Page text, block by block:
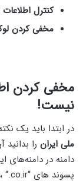
کنترل
مخفی کردن
مخفی کردن
نیست!
در ابتدا باید یک
ملی ایران را
دامنه در دامنه‌های